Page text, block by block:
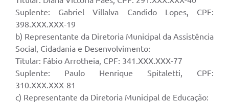
Suplente: Gabriel Villalva Candido Lopes, CPF:
398.XXX.XXX-19
b) Representante da Diretoria Municipal da Assistência
Social, Cidadania e Desenvolvimento:
Titular: Fábio Arrotheia, CPF: 341.XXX.XXX-77
Suplente: Paulo Henrique Spitaletti, CPF:
310.XXX.XXX-81
c) Representante da Diretoria Municipal de Educação: